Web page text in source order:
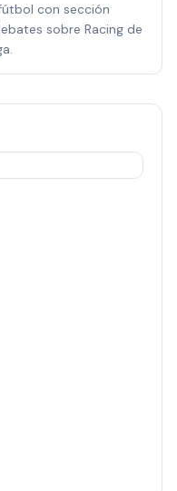
con sección
sobre Racing de